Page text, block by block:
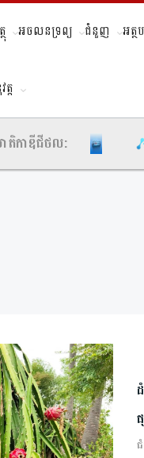
អចលនទ្រព្យ ជំនួញ អត្ថ
ត
តិកាឌីជីថល: